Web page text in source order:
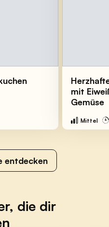
mit
Gemüse
Mittel
entdecken
die dir